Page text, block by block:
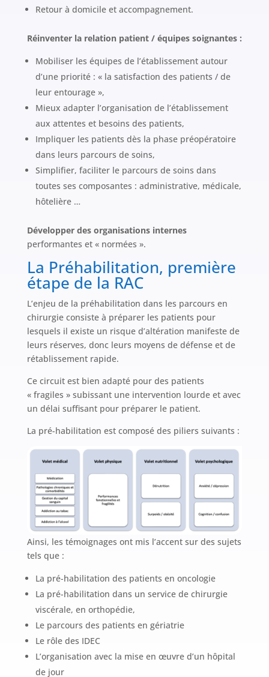
Retour à domicile et accompagnement.
Réinventer la relation patient / équipes soignantes :
Mobiliser les équipes de l’établissement autour
d’une priorité : « la satisfaction des patients / de
leur entourage »,
Mieux adapter l’organisation de l’établissement
aux attentes et besoins des patients,
Impliquer les patients dès la phase préopératoire
dans leurs parcours de soins,
Simplifier, faciliter le parcours de soins dans
toutes ses composantes : administrative, médicale,
hôtelière …
Développer des organisations internes
performantes et « normées ».
La Préhabilitation, première
étape de la RAC
L’enjeu de la préhabilitation dans les parcours en
chirurgie consiste à préparer les patients pour
lesquels il existe un risque d’altération manifeste de
leurs réserves, donc leurs moyens de défense et de
rétablissement rapide.
Ce circuit est bien adapté pour des patients
« fragiles » subissant une intervention lourde et avec
un délai suffisant pour préparer le patient.
La pré-habilitation est composé des piliers suivants :
Ainsi, les témoignages ont mis l’accent sur des sujets
tels que :
La pré-habilitation des patients en oncologie
La pré-habilitation dans un service de chirurgie
viscérale, en orthopédie,
Le parcours des patients en gériatrie
Le rôle des IDEC
L’organisation avec la mise en œuvre d’un hôpital
de jour